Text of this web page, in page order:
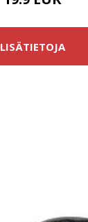
LISÄTIETOJA